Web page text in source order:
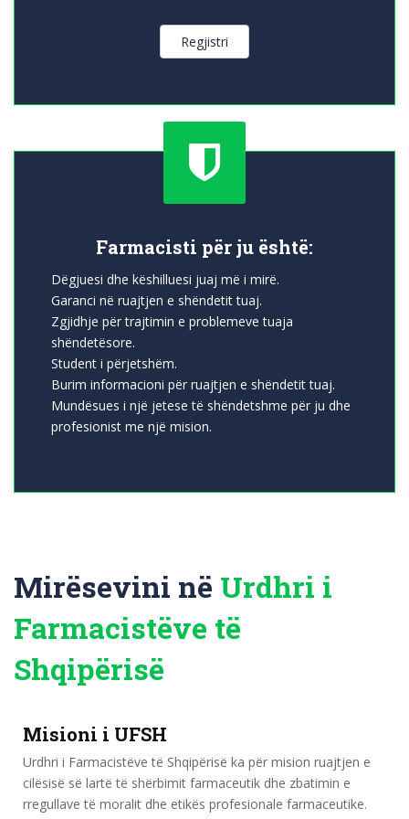
Regjistri
Farmacisti për ju është:
Dëgjuesi dhe këshilluesi juaj më i mirë.
Garanci në ruajtjen e shëndetit tuaj.
Zgjidhje për trajtimin e problemeve tuaja
shëndetësore.
Student i përjetshëm.
Burim informacioni për ruajtjen e shëndetit tuaj.
Mundësues i një jetese të shëndetshme për ju dhe
profesionist me një mision.
Mirësevini në Urdhri i
Farmacistëve të
Shqipërisë
Misioni i UFSH
Urdhri i Farmacistëve të Shqipërisë ka për mision ruajtjen e
cilësisë së lartë të shërbimit farmaceutik dhe zbatimin e
rregullave të moralit dhe etikës profesionale farmaceutike.